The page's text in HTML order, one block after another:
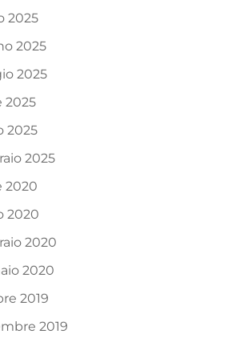
2025
2025
2025
2025
2025
2025
2020
2020
2020
2020
2019
2019